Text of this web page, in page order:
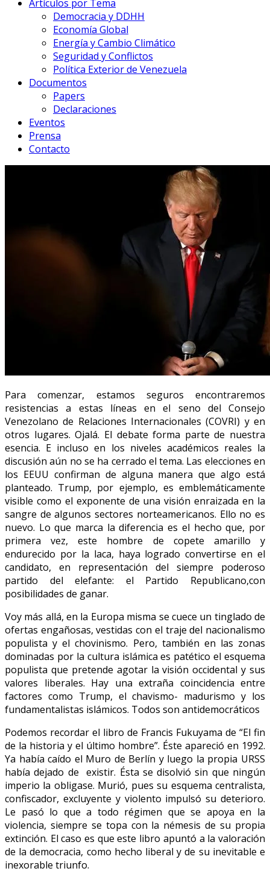
Artículos por Tema
Democracia y DDHH
Economía Global
Energía y Cambio Climático
Seguridad y Conflictos
Política Exterior de Venezuela
Documentos
Papers
Declaraciones
Eventos
Prensa
Contacto
Para comenzar, estamos seguros encontraremos
resistencias a estas líneas en el seno del Consejo
Venezolano de Relaciones Internacionales (COVRI) y en
otros lugares. Ojalá. El debate forma parte de nuestra
esencia. E incluso en los niveles académicos reales la
discusión aún no se ha cerrado el tema. Las elecciones en
los EEUU confirman de alguna manera que algo está
planteado. Trump, por ejemplo, es emblemáticamente
visible como el exponente de una visión enraizada en la
sangre de algunos sectores norteamericanos. Ello no es
nuevo. Lo que marca la diferencia es el hecho que, por
primera vez, este hombre de copete amarillo y
endurecido por la laca, haya logrado convertirse en el
candidato, en representación del siempre poderoso
partido del elefante: el Partido Republicano,con
posibilidades de ganar.
Voy más allá, en la Europa misma se cuece un tinglado de
ofertas engañosas, vestidas con el traje del nacionalismo
populista y el chovinismo. Pero, también en las zonas
dominadas por la cultura islámica es patético el esquema
populista que pretende agotar la visión occidental y sus
valores liberales. Hay una extraña coincidencia entre
factores como Trump, el chavismo- madurismo y los
fundamentalistas islámicos. Todos son antidemocráticos
Podemos recordar el libro de Francis Fukuyama de “El fin
de la historia y el último hombre”. Éste apareció en 1992.
Ya había caído el Muro de Berlín y luego la propia URSS
había dejado de existir. Ésta se disolvió sin que ningún
imperio la obligase. Murió, pues su esquema centralista,
confiscador, excluyente y violento impulsó su deterioro.
Le pasó lo que a todo régimen que se apoya en la
violencia, siempre se topa con la némesis de su propia
extinción. El caso es que este libro apuntó a la valoración
de la democracia, como hecho liberal y de su inevitable e
inexorable triunfo.